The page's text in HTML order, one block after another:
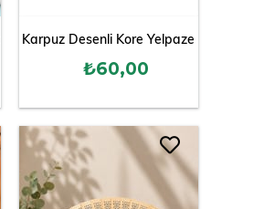
Karpuz Desenli Kore Yelpaze
₺60,00